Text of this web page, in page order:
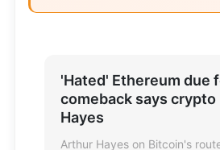
'Hated' Ethereum due
comeback says
Hayes
Arthur Hayes on Bitcoin's